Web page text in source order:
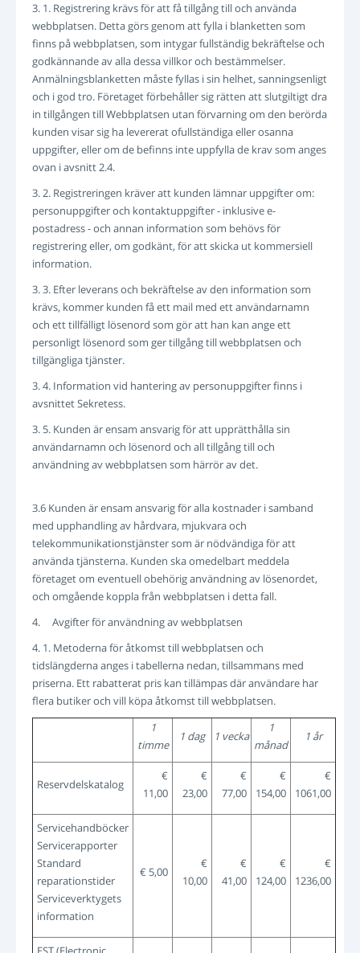
3. 1. Registrering krävs för att få tillgång till och använda
webbplatsen. Detta görs genom att fylla i blanketten som
finns på webbplatsen, som intygar fullständig bekräftelse och
godkännande av alla dessa villkor och bestämmelser.
Anmälningsblanketten måste fyllas i sin helhet, sanningsenligt
och i god tro. Företaget förbehåller sig rätten att slutgiltigt dra
in tillgången till Webbplatsen utan förvarning om den berörda
kunden visar sig ha levererat ofullständiga eller osanna
uppgifter, eller om de befinns inte uppfylla de krav som anges
ovan i avsnitt 2.4.
3. 2. Registreringen kräver att kunden lämnar uppgifter om:
personuppgifter och kontaktuppgifter - inklusive e-
postadress - och annan information som behövs för
registrering eller, om godkänt, för att skicka ut kommersiell
information.
3. 3. Efter leverans och bekräftelse av den information som
krävs, kommer kunden få ett mail med ett användarnamn
och ett tillfälligt lösenord som gör att han kan ange ett
personligt lösenord som ger tillgång till webbplatsen och
tillgängliga tjänster.
3. 4. Information vid hantering av personuppgifter finns i
avsnittet Sekretess.
3. 5. Kunden är ensam ansvarig för att upprätthålla sin
användarnamn och lösenord och all tillgång till och
användning av webbplatsen som härrör av det.
3.6 Kunden är ensam ansvarig för alla kostnader i samband
med upphandling av hårdvara, mjukvara och
telekommunikationstjänster som är nödvändiga för att
använda tjänsterna. Kunden ska omedelbart meddela
företaget om eventuell obehörig användning av lösenordet,
och omgående koppla från webbplatsen i detta fall.
4. Avgifter för användning av webbplatsen
4. 1. Metoderna för åtkomst till webbplatsen och
tidslängderna anges i tabellerna nedan, tillsammans med
priserna. Ett rabatterat pris kan tillämpas där användare har
flera butiker och vill köpa åtkomst till webbplatsen.
1
timme
1 dag 1 vecka
1
månad
1 år
Reservdelskatalog
€
11,00
€
23,00
€
77,00
€
154,00
€
1061,00
Servicehandböcker
Servicerapporter
Standard
reparationstider
Serviceverktygets
information
€ 5,00
€
10,00
€
41,00
€
124,00
€
1236,00